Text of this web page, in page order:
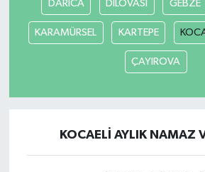
DARICA DİLOVASI GEBZE
KARAMÜRSEL KARTEPE
ÇAYIROVA
KOCAELİ AYLIK NAMAZ